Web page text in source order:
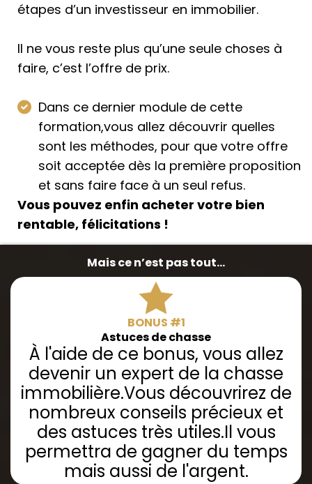
étapes d’un investisseur en immobilier.
Il ne vous reste plus qu’une seule choses à
faire, c’est l’offre de prix.
Dans ce dernier module de cette
formation,vous allez découvrir quelles
sont les méthodes, pour que votre offre
soit acceptée dès la première proposition
et sans faire face à un seul refus.
Vous pouvez enfin acheter votre bien
rentable, félicitations !
Mais ce n’est pas tout...
BONUS #1
Astuces de chasse
À l'aide de ce bonus, vous allez
devenir un expert de la chasse
immobilière.Vous découvrirez de
nombreux conseils précieux et
des astuces très utiles.Il vous
permettra de gagner du temps
mais aussi de l'argent.